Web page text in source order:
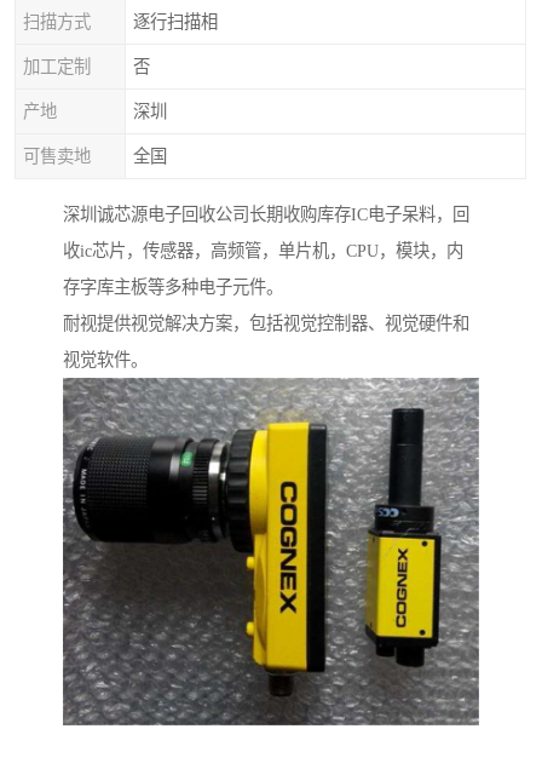
扫描方式 逐行扫描相
加工定制 否
产地 深圳
可售卖地 全国
深圳诚芯源电子回收公司长期收购库存IC电子呆料，回
收ic芯片，传感器，高频管，单片机，CPU，模块，内
存字库主板等多种电子元件。
耐视提供视觉解决方案，包括视觉控制器、视觉硬件和
视觉软件。